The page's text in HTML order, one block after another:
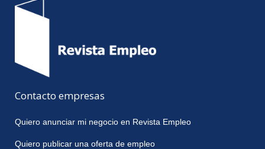
Contacto empresas
Quiero anunciar mi negocio en Revista Empleo
Quiero publicar una oferta de empleo